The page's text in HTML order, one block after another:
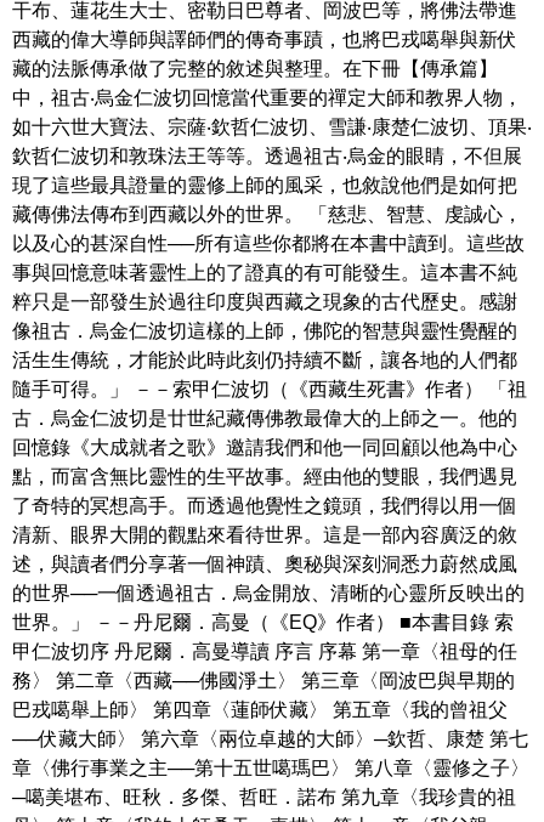
干布、蓮花生大士、密勒日巴尊者、岡波巴等，將佛法帶進
西藏的偉大導師與譯師們的傳奇事蹟，也將巴戎噶舉與新伏
藏的法脈傳承做了完整的敘述與整理。在下冊【傳承篇】
中，祖古‧烏金仁波切回憶當代重要的禪定大師和教界人物，
如十六世大寶法、宗薩‧欽哲仁波切、雪謙‧康楚仁波切、頂果‧
欽哲仁波切和敦珠法王等等。透過祖古‧烏金的眼睛，不但展
現了這些最具證量的靈修上師的風采，也敘說他們是如何把
藏傳佛法傳布到西藏以外的世界。 「慈悲、智慧、虔誠心，
以及心的甚深自性──所有這些你都將在本書中讀到。這些故
事與回憶意味著靈性上的了證真的有可能發生。這本書不純
粹只是一部發生於過往印度與西藏之現象的古代歷史。感謝
像祖古．烏金仁波切這樣的上師，佛陀的智慧與靈性覺醒的
活生生傳統，才能於此時此刻仍持續不斷，讓各地的人們都
隨手可得。」 －－索甲仁波切（《西藏生死書》作者） 「祖
古．烏金仁波切是廿世紀藏傳佛教最偉大的上師之一。他的
回憶錄《大成就者之歌》邀請我們和他一同回顧以他為中心
點，而富含無比靈性的生平故事。經由他的雙眼，我們遇見
了奇特的冥想高手。而透過他覺性之鏡頭，我們得以用一個
清新、眼界大開的觀點來看待世界。這是一部內容廣泛的敘
述，與讀者們分享著一個神蹟、奧秘與深刻洞悉力蔚然成風
的世界──一個透過祖古．烏金開放、清晰的心靈所反映出的
世界。」 －－丹尼爾．高曼（《EQ》作者） ■本書目錄 索
甲仁波切序 丹尼爾．高曼導讀 序言 序幕 第一章〈祖母的任
務〉 第二章〈西藏──佛國淨土〉 第三章〈岡波巴與早期的
巴戎噶舉上師〉 第四章〈蓮師伏藏〉 第五章〈我的曾祖父
──伏藏大師〉 第六章〈兩位卓越的大師〉─欽哲、康楚 第七
章〈佛行事業之主──第十五世噶瑪巴〉 第八章〈靈修之子〉
─噶美堪布、旺秋．多傑、哲旺．諾布 第九章〈我珍貴的祖